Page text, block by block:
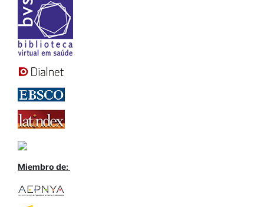
Miembro de: